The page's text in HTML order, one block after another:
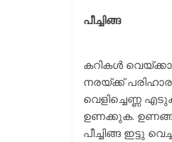
പീച്ചിങ്ങ
കറികൾ
നരയ്ക്ക്
വെളിച്ചെണ്ണ
ഉണക്കുക.
പീച്ചിങ്ങ ഇട്ടു